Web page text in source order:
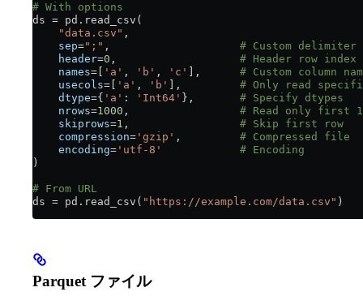
# With options
ds = pd.read_csv(
    "data.csv"
,
    sep
=";" , # Custom delimiter
    header
=0 , # Header row index
    names
= 'a' , 'b' , 'c' ], # Custom column
    usecols
= 'a' , 'b' ], # Only read
    dtype
={ 'a' : 'Int64' }, # Specify dtypes
    nrows
=1000 , # Read only first
    skiprows
=1 , # Skip first row
    compression
= 'gzip' , # Compressed file
    encoding
= 'utf-8'
            # Encoding
)
# From URL
ds = pd.read_csv( "https://example.com/data.csv" )
Parquet ファイル